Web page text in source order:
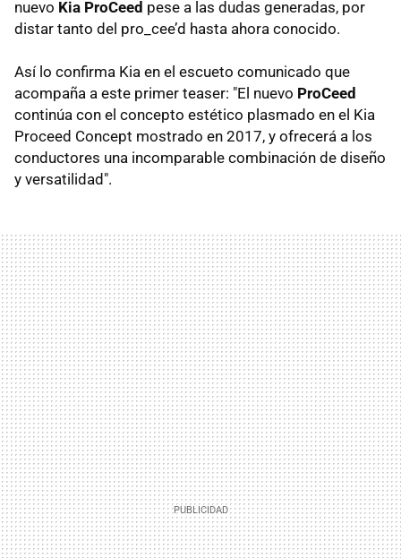
nuevo Kia ProCeed pese a las dudas generadas, por
distar tanto del pro_cee’d hasta ahora conocido.
Así lo confirma Kia en el escueto comunicado que
acompaña a este primer teaser: "El nuevo ProCeed
continúa con el concepto estético plasmado en el Kia
Proceed Concept mostrado en 2017, y ofrecerá a los
conductores una incomparable combinación de diseño
y versatilidad".